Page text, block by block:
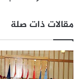
مقالات ذات صلة